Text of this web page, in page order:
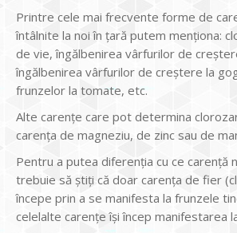
Printre cele mai frecvente forme de
întâlnite la noi în țară putem menționa:
de vie, îngălbenirea vârfurilor de
îngălbenirea vârfurilor de creștere la
frunzelor la tomate, etc.
Alte carențe care pot determina
carența de magneziu, de zinc sau de
Pentru a putea diferenția cu ce carență
trebuie să știți că doar carența de fier
începe prin a se manifesta la frunzele
celelalte carențe își încep manifestarea